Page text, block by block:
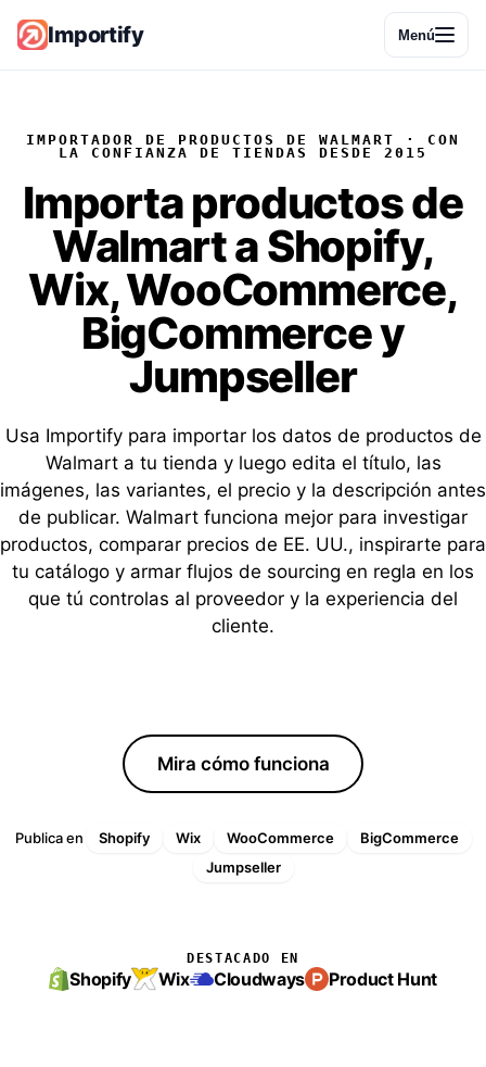
Importify Menú
IMPORTADOR DE PRODUCTOS DE WALMART · CON
LA CONFIANZA DE TIENDAS DESDE 2015
Importaproductos de
Walmarta Shopify,
Wix, WooCommerce,
BigCommerce y
Jumpseller
Usa Importify para importar los datos de productos de
Walmart a tu tienda y luego edita el título, las
imágenes, las variantes, el precio y la descripción antes
de publicar. Walmart funciona mejor para investigar
productos, comparar precios de EE. UU., inspirarte para
tu catálogo y armar flujos de sourcing en regla en los
que tú controlas al proveedor y la experiencia del
cliente.
Mira cómo funciona
Publica en Shopify Wix WooCommerce
BigCommerce
Jumpseller
DESTACADO EN
Shopify Wix Cloudways Product Hunt